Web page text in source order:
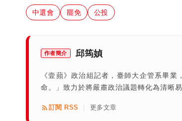
中選會 罷免 公投
作者簡介 邱筠媜
《壹蘋》政治組記者，臺師大企管系畢
命。」致力於將嚴肅政治議題轉化為清晰易
訂閱 RSS 更多文章